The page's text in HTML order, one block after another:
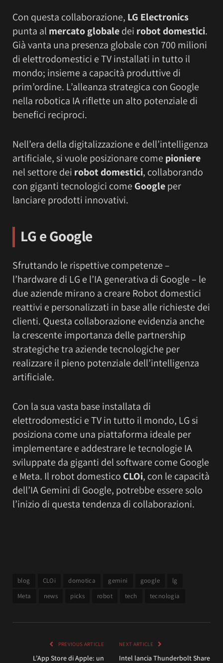
Con questa collaborazione, LG Electronics
punta al mercato globaledei robot domestici.
Già vanta una presenza globale con 700 milioni
di elettrodomestici e TV installati in tutto il
mondo; insieme a capacità produttive di
prim’ordine. L’alleanza strategica con Google
nella robotica IA riflette un alto potenziale di
benefici reciproci.
Nell’era della digitalizzazione e dell’intelligenza
artificiale, si vuole posizionare come pioniere
nel settore dei robot domestici, collaborando
con giganti tecnologici come Googleper
lanciare prodotti innovativi.
LG e Google
Sfruttando le rispettive competenze –
l’hardware di LG e l’IA generativa di Google – le
due aziende mirano a creare Robot domestici
reattivi e personalizzati in base alle richieste dei
clienti. Questa collaborazione evidenzia anche
la crescente importanza delle partnership
strategiche tra aziende tecnologiche per
realizzare il pieno potenziale dell’intelligenza
artificiale.
Con la sua vasta base installata di
elettrodomestici e TV in tutto il mondo, LG si
posiziona come una piattaforma ideale per
implementare e addestrare le tecnologie IA
sviluppate da giganti del software come Google
e Meta. Il robot domestico CLOi, con le capacità
dell’IA Gemini di Google, potrebbe essere solo
l’inizio di questa tendenza di collaborazioni.
blog CLOi domotica gemini google
lg
Meta
news picks robot tech tecnologia
PREVIOUS ARTICLE
L’App Store di Apple: un
NEXT ARTICLE
Intel lancia Thunderbolt Share